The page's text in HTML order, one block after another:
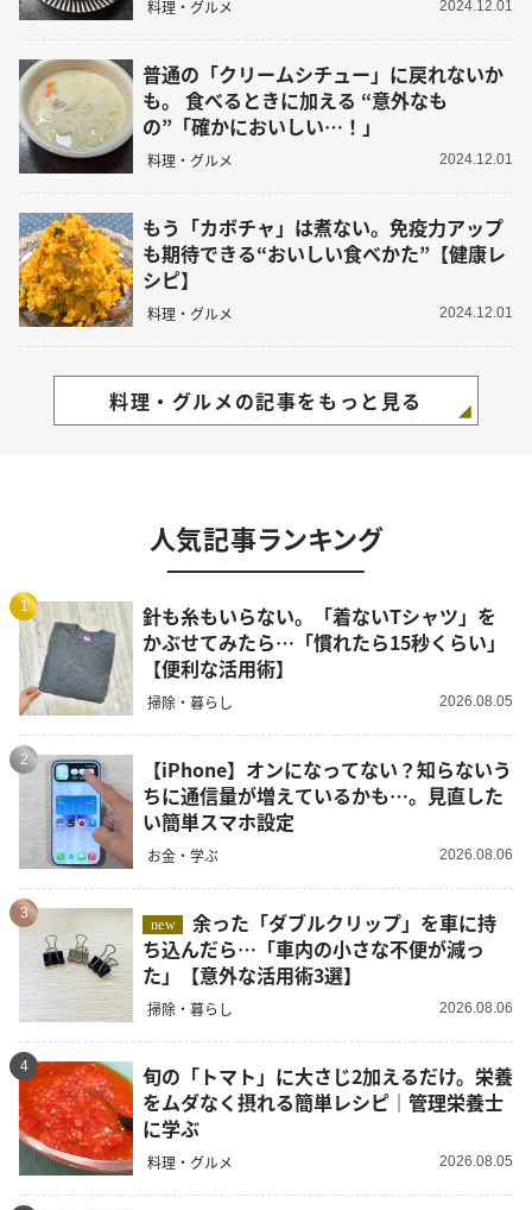
料理・グルメ 2024.12.01
普通の「クリームシチュー」に戻れないか
も。 食べるときに加える “意外なも
の”「確かにおいしい…！」
料理・グルメ 2024.12.01
もう「カボチャ」は煮ない。免疫力アップ
も期待できる“おいしい食べかた”【健康レ
シピ】
料理・グルメ 2024.12.01
料理・グルメの記事をもっと見る
人気記事ランキング
1
針も糸もいらない。「着ないTシャツ」を
かぶせてみたら…「慣れたら15秒くらい」
【便利な活用術】
掃除・暮らし 2026.08.05
2
【iPhone】オンになってない？知らないう
ちに通信量が増えているかも…。見直した
い簡単スマホ設定
お金・学ぶ 2026.08.06
3
new
余った「ダブルクリップ」を車に持
ち込んだら…「車内の小さな不便が減っ
た」【意外な活用術3選】
掃除・暮らし 2026.08.06
4
旬の「トマト」に大さじ2加えるだけ。栄養
をムダなく摂れる簡単レシピ｜管理栄養士
に学ぶ
料理・グルメ 2026.08.05